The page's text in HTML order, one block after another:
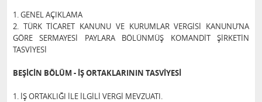
1. GENEL AÇIKLAMA
2. TÜRK TİCARET KANUNU VE KURUMLAR VERGİSİ KANUNU’NA
GÖRE SERMAYESİ PAYLARA BÖLÜNMÜŞ KOMANDİT ŞİRKETİN
TASVİYESİ
BEŞİCİN BÖLÜM - İŞ ORTAKLARININ TASVİYESİ
1. İŞ ORTAKLIĞI İLE İLGİLİ VERGİ MEVZUATI.